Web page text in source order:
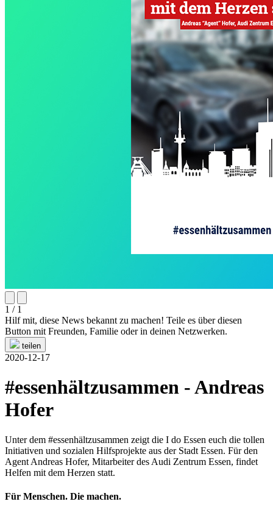
1 / 1
Hilf mit, diese News bekannt zu machen! Teile es über diesen
Button mit Freunden, Familie oder in deinen Netzwerken.
teilen
2020-12-17
#essenhältzusammen - Andreas
Hofer
Unter dem #essenhältzusammen zeigt die I do Essen euch die tollen
Initiativen und sozialen Hilfsprojekte aus der Stadt Essen. Für den
Agent Andreas Hofer, Mitarbeiter des Audi Zentrum Essen, findet
Helfen mit dem Herzen statt.
Für Menschen. Die machen.